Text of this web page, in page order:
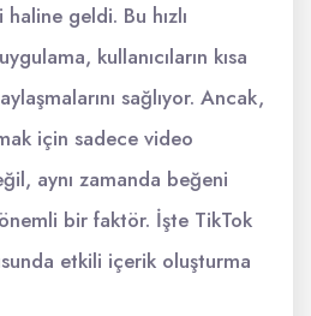
geldi. Bu hızlı
kullanıcıların kısa
sağlıyor. Ancak,
için sadece video
aynı zamanda beğeni
önemli bir faktör. İşte TikTok
etkili içerik oluşturma